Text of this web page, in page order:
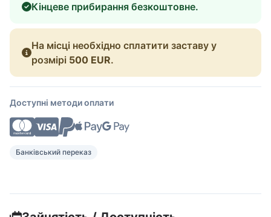
Кінцеве прибирання безкоштовне.
На місці необхідно сплатити заставу у
розмірі 500 EUR.
Доступні методи оплати
Банківський переказ